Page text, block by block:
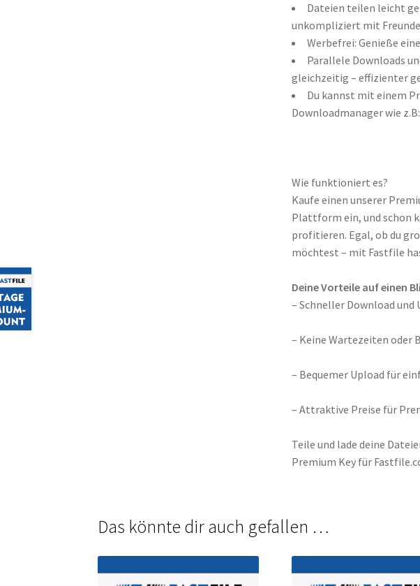
Dateien teilen leicht
unkompliziert mit
Werbefrei: Genieße
Parallele Downloads
gleichzeitig – effizienter
Du kannst mit einem
Downloadmanager wie
Wie funktioniert es?
Kaufe einen unserer
Plattform ein, und schon
profitieren. Egal, ob du
möchtest – mit Fastfile
Deine Vorteile auf einen
– Schneller Download
– Keine Wartezeiten oder
– Bequemer Upload für
– Attraktive Preise für
Teile und lade deine
Premium Key für
Das könnte dir auch gefallen …